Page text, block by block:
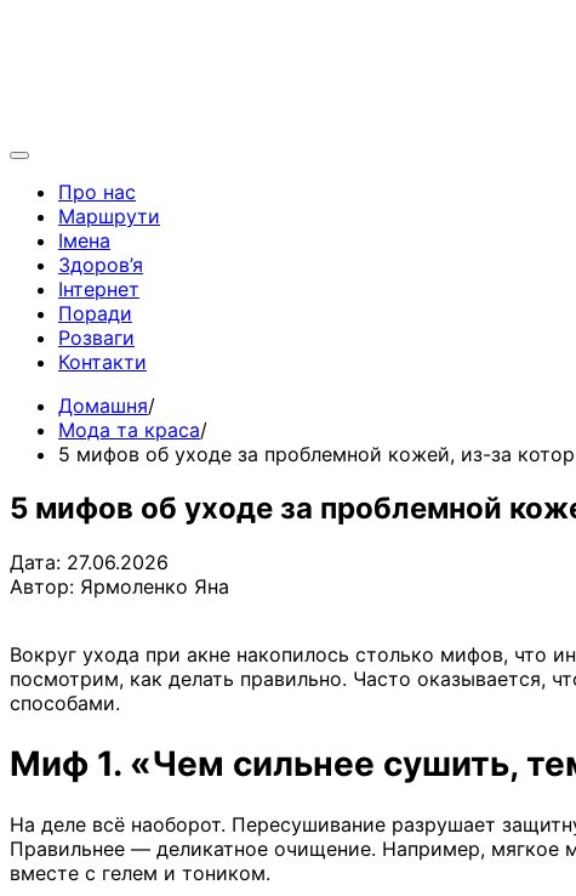
Про нас
Маршрути
Імена
Здоров’я
Інтернет
Поради
Розваги
Контакти
Домашня
Мода та краса
5 мифов об уходе за проблемной кожей, из-за
5 мифов об уходе за проблемной
Дата: 27.06.2026
Автор: Ярмоленко Яна
Вокруг ухода при акне накопилось столько мифов,
посмотрим, как делать правильно. Часто оказывается,
способами.
Миф 1. «Чем сильнее сушить,
На деле всё наоборот. Пересушивание разрушает
Правильнее — деликатное очищение. Например, мягкое
вместе с гелем и тоником.